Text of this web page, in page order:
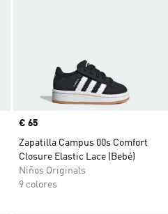
Precio
€ 65
Zapatilla Campus 00s Comfort
Closure Elastic Lace (Bebé)
Niños Originals
9 colores